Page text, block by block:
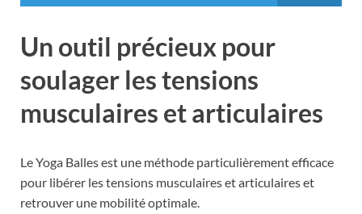
Un outil précieux pour
soulager les tensions
musculaires et articulaires
Le Yoga Balles est une méthode particulièrement efficace
pour libérer les tensions musculaires et articulaires et
retrouver une mobilité optimale.